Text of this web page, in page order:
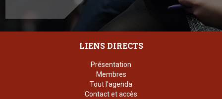
LIENS DIRECTS
Présentation
Membres
Tout l'agenda
Contact et accès